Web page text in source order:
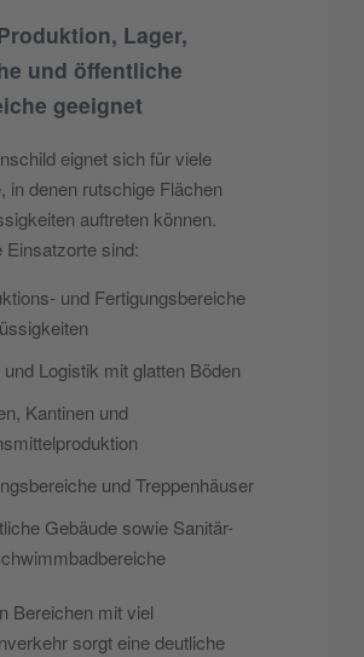
Lager,
und öffentliche
geeignet
eignet sich für viele
in denen rutschige Flächen
auftreten können.
Einsatzorte sind:
und Fertigungsbereiche
und Logistik mit glatten Böden
Kantinen und
und Treppenhäuser
Gebäude sowie Sanitär-
Bereichen mit viel
sorgt eine deutliche